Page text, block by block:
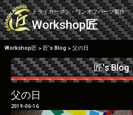
Skip
to
content
ドライカーボン・ワンオフパーツ製作
Workshop匠
Workshop匠> 匠’s Blog > 父の日
匠's Blog
父の日
2019-06-16